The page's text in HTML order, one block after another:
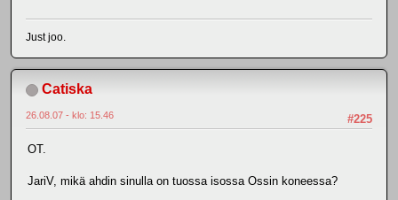
Just joo.
Catiska
#225
26.08.07 - klo: 15.46
OT.
JariV, mikä ahdin sinulla on tuossa isossa Ossin koneessa?